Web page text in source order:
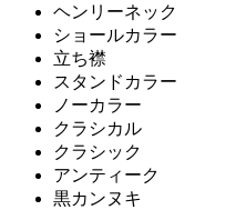
ヘンリーネック
ショールカラー
立ち襟
スタンドカラー
ノーカラー
クラシカル
クラシック
アンティーク
黒カンヌキ